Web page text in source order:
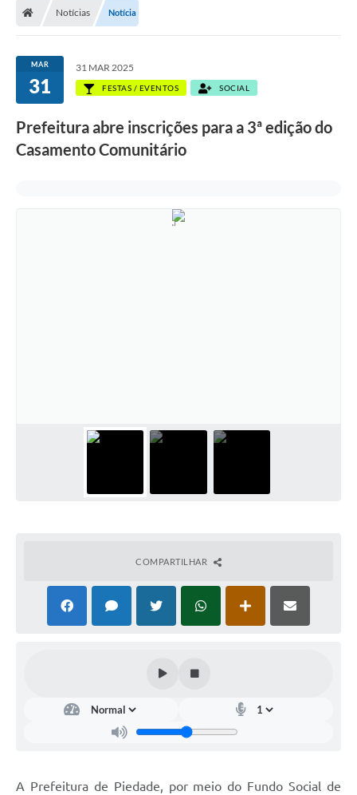
Notícias Notícia
MAR
31
31 MAR 2025
FESTAS / EVENTOS SOCIAL
Prefeitura abre inscrições para a 3ª edição do
Casamento Comunitário
COMPARTILHAR
A Prefeitura de Piedade, por meio do Fundo Social de